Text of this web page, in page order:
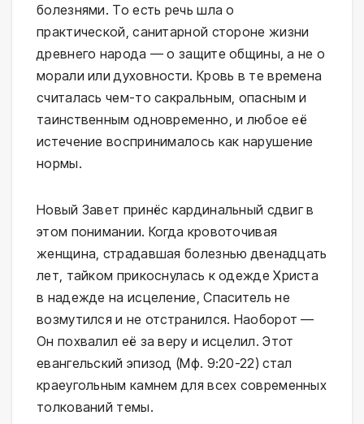
болезнями. То есть речь шла о
практической, санитарной стороне жизни
древнего народа — о защите общины, а не о
морали или духовности. Кровь в те времена
считалась чем-то сакральным, опасным и
таинственным одновременно, и любое её
истечение воспринималось как нарушение
нормы.
Новый Завет принёс кардинальный сдвиг в
этом понимании. Когда кровоточивая
женщина, страдавшая болезнью двенадцать
лет, тайком прикоснулась к одежде Христа
в надежде на исцеление, Спаситель не
возмутился и не отстранился. Наоборот —
Он похвалил её за веру и исцелил. Этот
евангельский эпизод (Мф. 9:20-22) стал
краеугольным камнем для всех современных
толкований темы.